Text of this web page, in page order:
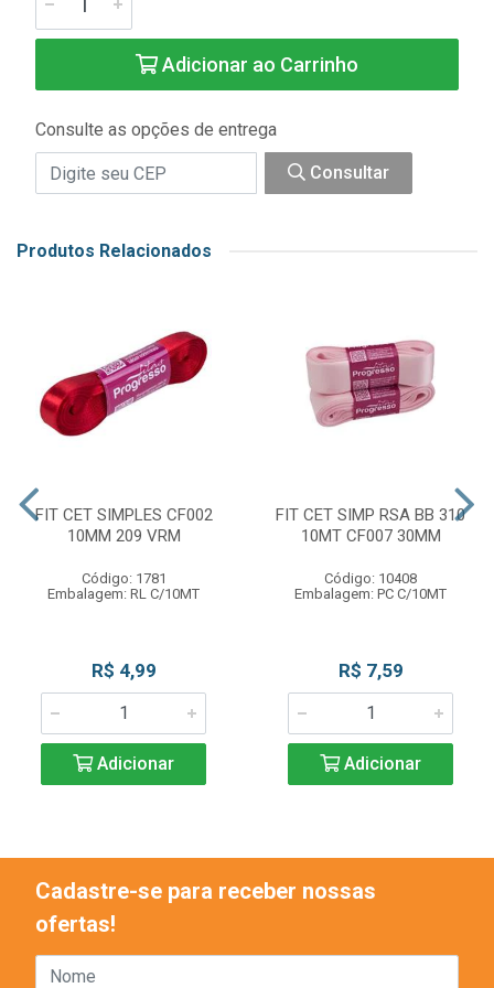
Adicionar ao Carrinho
Consulte as opções de entrega
Consultar
Produtos Relacionados
FIT CET SIMPLES CF002
10MM 209 VRM
Código: 1781
Embalagem: RL C/10MT
R$ 4,99
Adicionar
FIT CET SIMP RSA BB 310
10MT CF007 30MM
Código: 10408
Embalagem: PC C/10MT
R$ 7,59
Adicionar
Cadastre-se para receber nossas
ofertas!